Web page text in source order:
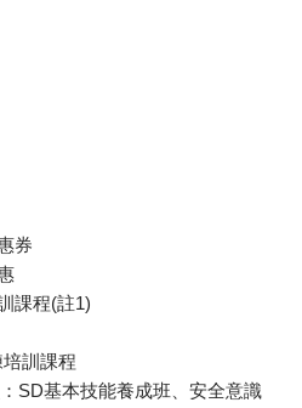
券
課程(註1)
訓課程
SD基本技能養成班、安全意識